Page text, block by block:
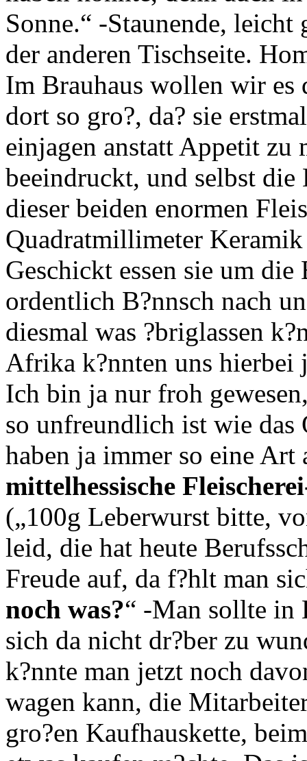
Sonne.“ -Staunende,
der anderen Tischseite.
Im Brauhaus wollen wir es
dort so gro?, da? sie
einjagen anstatt Appetit
beeindruckt, und selbst
dieser beiden enormen
Quadratmillimeter
Geschickt essen sie um
ordentlich B?nnsch nach
diesmal was ?briglassen
Afrika k?nnten uns
Ich bin ja nur froh
so unfreundlich ist wie
haben ja immer so eine
mittelhessische
(„100g Leberwurst bitte,
leid, die hat heute
Freude auf, da f?hlt man
noch was?“ -Man sollte in
sich da nicht dr?ber zu
k?nnte man jetzt noch
wagen kann, die
gro?en Kaufhauskette,